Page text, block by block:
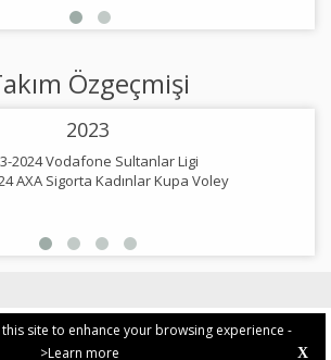
site to enhance your browsing experience -
>Learn more
X
Özgeçmişi
2023
2024 Vodafone Sultanlar Ligi
AXA Sigorta Kadınlar Kupa Voley